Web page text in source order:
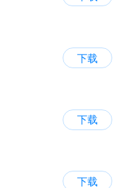
下载
下载
下载